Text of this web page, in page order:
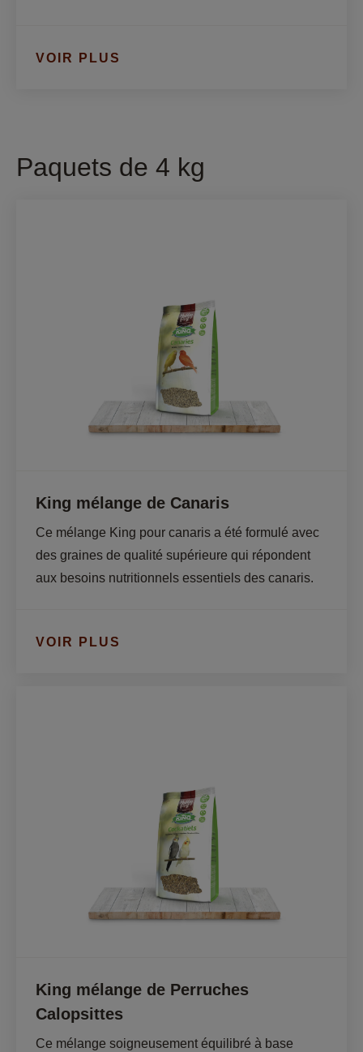
VOIR PLUS
Paquets de 4 kg
King mélange de Canaris
Ce mélange King pour canaris a été formulé avec
des graines de qualité supérieure qui répondent
aux besoins nutritionnels essentiels des canaris.
VOIR PLUS
King mélange de Perruches
Calopsittes
Ce mélange soigneusement équilibré à base